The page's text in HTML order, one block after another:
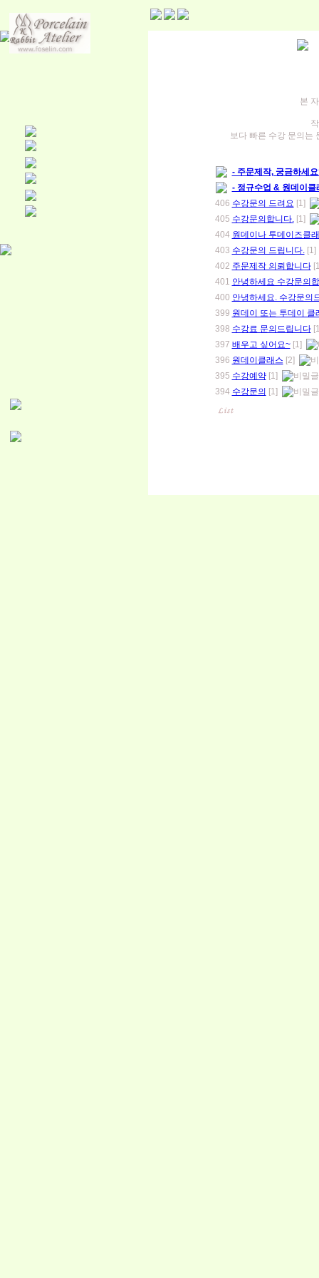
본
보다 빠른 수강 문의는
- 주문제작, 궁금하세
- 정규수업 & 원데이
406 수강문의 드려요 [1]
405 수강문의합니다. [1]
404 원데이나 투데이즈클
403 수강문의 드립니다.
402 주문제작 의뢰합니다
401 안녕하세요 수강문의
400 안녕하세요. 수강문의
399 원데이 또는 투데이 클
398 수강료 문의드립니다
397 배우고 싶어요~ [1]
396 원데이클래스 [2]
395 수강예약 [1]
394 수강문의 [1]